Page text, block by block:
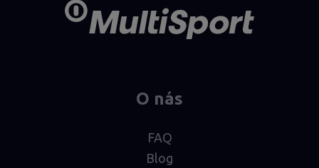
O nás
FAQ
Blog